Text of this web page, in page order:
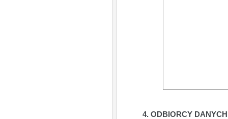
ODBIORCY